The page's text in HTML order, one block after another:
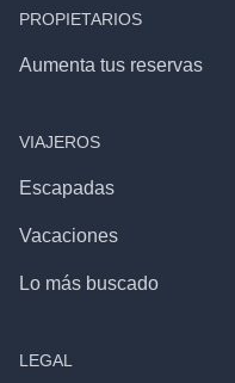
PROPIETARIOS
Aumenta tus reservas
VIAJEROS
Escapadas
Vacaciones
Lo más buscado
LEGAL